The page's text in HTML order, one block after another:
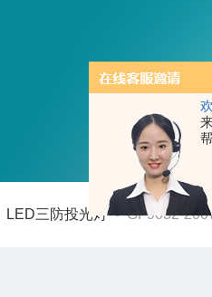
LED三防投光灯-GF9032-